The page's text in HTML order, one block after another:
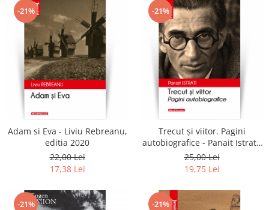
-21%
Adam si Eva - Liviu Rebreanu,
editia 2020
22,00 Lei
17,38 Lei
-21%
Trecut și viitor. Pagini
autobiografice - Panait Istrati,
editia 2020
25,00 Lei
19,75 Lei
-21% -21%